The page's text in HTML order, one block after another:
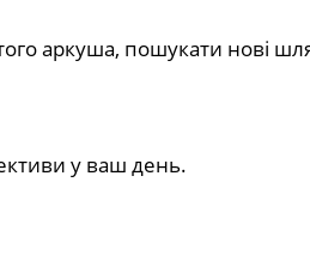
аркуша, пошукати нові
у ваш день.